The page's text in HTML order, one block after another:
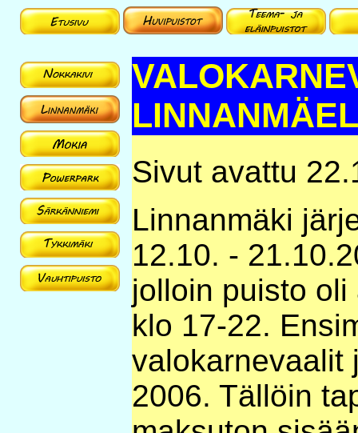
Sivut avattu
Linnanmäki
12.10. -
jolloin puisto
klo 17-22.
valokarnevaalit
2006. Tällöin